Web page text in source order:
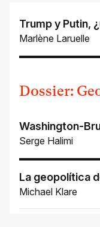
Trump y Putin,
Marlène Laruelle
Dossier:
Washington-
Serge Halimi
La geopolítica
Michael Klare